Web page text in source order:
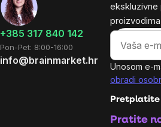
+385 317 840 142
Pon-Pet: 8:00-16:00
info@brainmarket.hr
ekskluzivne
Unosom e-
obradi
Pretplatite
Pratite